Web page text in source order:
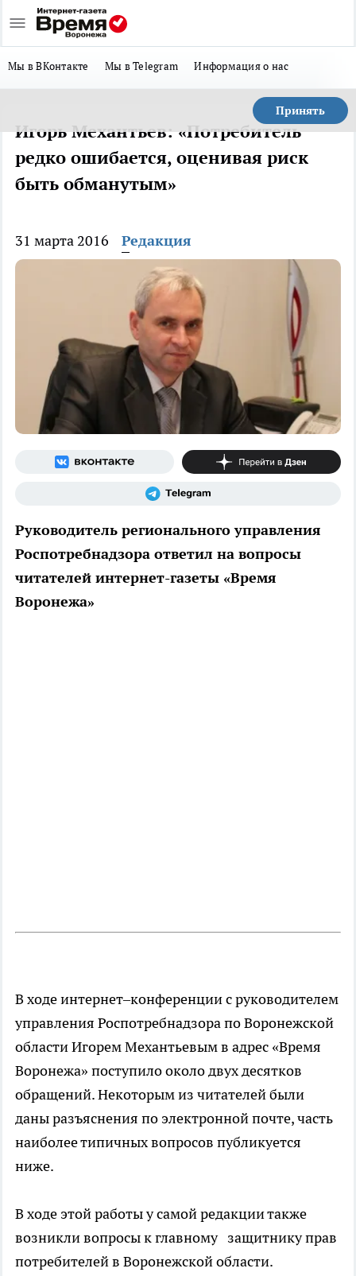
Мы в ВКонтакте Мы в Telegram Информация о нас
Принять
Игорь Механтьев: «Потребитель
редко ошибается, оценивая риск
быть обманутым»
31 марта 2016 Редакция
Руководитель регионального управления
Роспотребнадзора ответил на вопросы
читателей интернет-газеты «Время
Воронежа»
В ходе интернет–конференции с руководителем
управления Роспотребнадзора по Воронежской
области Игорем Механтьевым в адрес «Время
Воронежа» поступило около двух десятков
обращений. Некоторым из читателей были
даны разъяснения по электронной почте, часть
наиболее типичных вопросов публикуется
ниже.
В ходе этой работы у самой редакции также
возникли вопросы к главному защитнику прав
потребителей в Воронежской области.